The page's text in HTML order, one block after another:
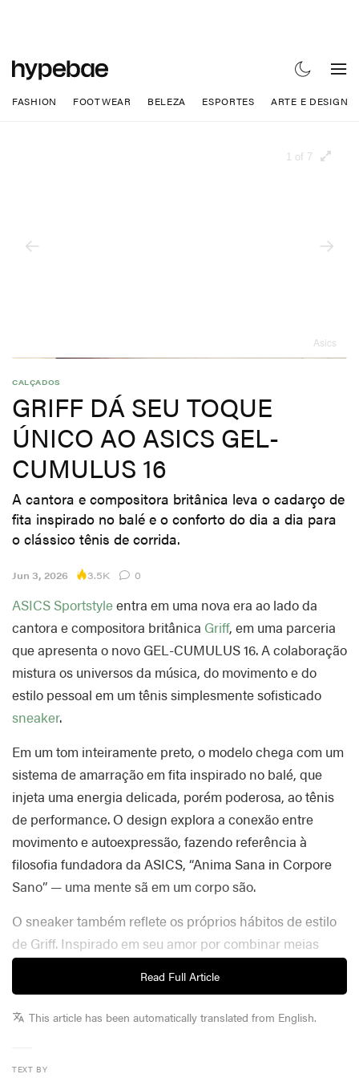
FASHION FOOTWEAR BELEZA ESPORTES ARTE E DESIGN
1 of 7
Asics
CALÇADOS
GRIFF DÁ SEU TOQUE
ÚNICO AO ASICS GEL-
CUMULUS 16
A cantora e compositora britânica leva o cadarço de
fita inspirado no balé e o conforto do dia a dia para
o clássico tênis de corrida.
Jun 3, 2026 3.5K 0
ASICS Sportstyleentra em uma nova era ao lado da
cantora e compositora britânica Griff, em uma parceria
que apresenta o novo GEL-CUMULUS 16. A colaboração
mistura os universos da música, do movimento e do
estilo pessoal em um tênis simplesmente sofisticado
sneaker.
Em um tom inteiramente preto, o modelo chega com um
sistema de amarração em fita inspirado no balé, que
injeta uma energia delicada, porém poderosa, ao tênis
de performance. O design explora a conexão entre
movimento e autoexpressão, fazendo referência à
filosofia fundadora da ASICS, “Anima Sana in Corpore
Sano” — uma mente sã em um corpo são.
O sneaker também reflete os próprios hábitos de estilo
de Griff. Inspirado em seu amor por combinar meias
com loafers, o design aposta em um visual em camadas
que equilibra essa suavidade com estrutura. “Queria que
o tênis parecesse uma extensão do meu estilo do dia a
Read Full Article
This article has been automatically translated from English.
TEXT BY